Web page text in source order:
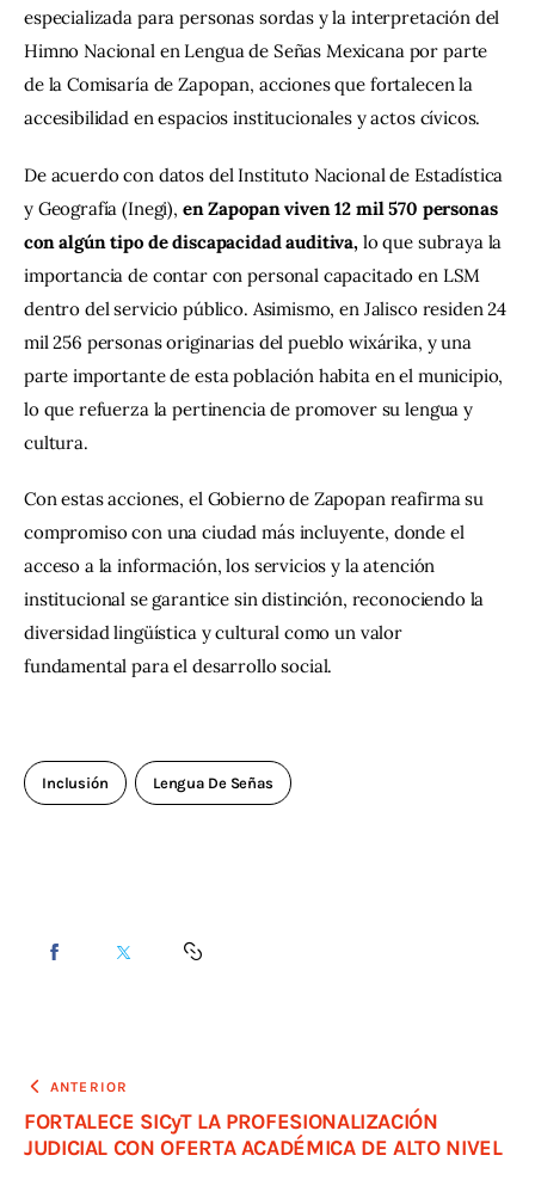
especializada para personas sordas y la interpretación del
Himno Nacional en Lengua de Señas Mexicana por parte
de la Comisaría de Zapopan, acciones que fortalecen la
accesibilidad en espacios institucionales y actos cívicos.
De acuerdo con datos del Instituto Nacional de Estadística
y Geografía (Inegi), en Zapopan viven 12 mil 570 personas
con algún tipo de discapacidad auditiva, lo que subraya la
importancia de contar con personal capacitado en LSM
dentro del servicio público. Asimismo, en Jalisco residen 24
mil 256 personas originarias del pueblo wixárika, y una
parte importante de esta población habita en el municipio,
lo que refuerza la pertinencia de promover su lengua y
cultura.
Con estas acciones, el Gobierno de Zapopan reafirma su
compromiso con una ciudad más incluyente, donde el
acceso a la información, los servicios y la atención
institucional se garantice sin distinción, reconociendo la
diversidad lingüística y cultural como un valor
fundamental para el desarrollo social.
Inclusión Lengua De Señas
ANTERIOR
FORTALECE SICyT LA PROFESIONALIZACIÓN
JUDICIAL CON OFERTA ACADÉMICA DE ALTO NIVEL